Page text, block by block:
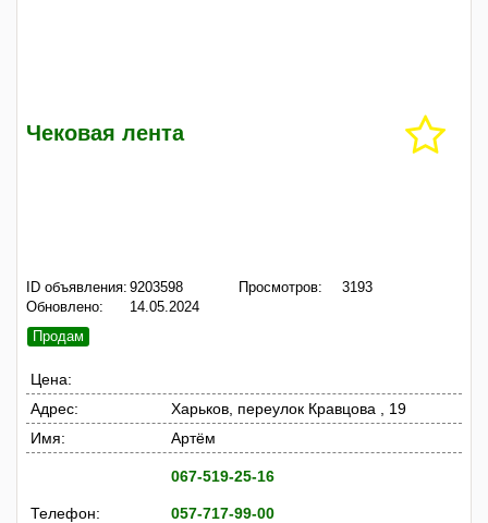
Чековая лента
ID объявления: 9203598
Обновлено:
14.05.2024
Просмотров: 3193
Продам
Цена:
Адрес:
Харьков, переулок Кравцова , 19
Имя:
Артём
Телефон:
067-519-25-16
057-717-99-00